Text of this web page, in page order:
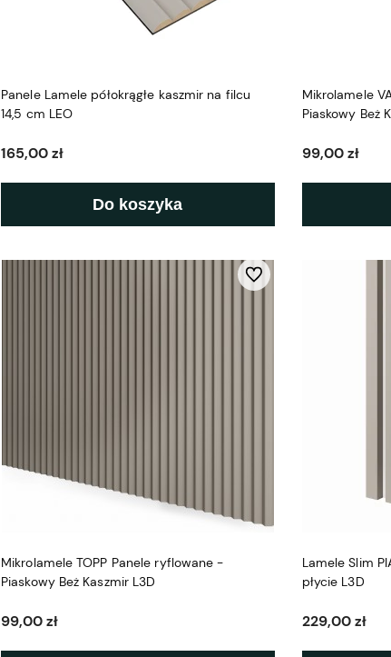
Panele Lamele półokrągłe kaszmir na filcu
14,5 cm LEO
165,00 zł
Do koszyka
Mikrolamele
Piaskowy Beż
99,00 zł
Mikrolamele TOPP Panele ryflowane -
Piaskowy Beż Kaszmir L3D
99,00 zł
Do ulubionych
Lamele Slim
płycie L3D
229,00 zł